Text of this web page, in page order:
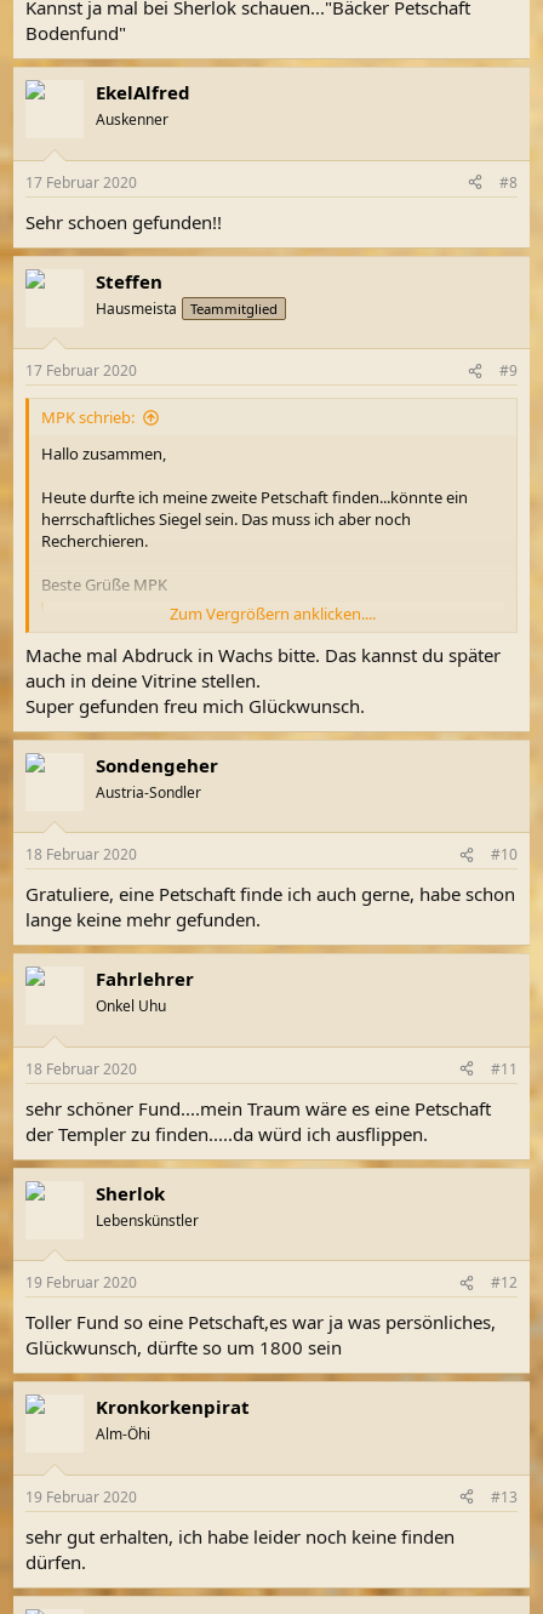
Kannst ja mal bei Sherlok schauen..."Bäcker Petschaft
Bodenfund"
EkelAlfred
Auskenner
17 Februar 2020 #8
Sehr schoen gefunden!!
Steffen
Hausmeista Teammitglied
17 Februar 2020 #9
MPK schrieb:
Hallo zusammen,
Heute durfte ich meine zweite Petschaft finden...könnte ein
herrschaftliches Siegel sein. Das muss ich aber noch
Recherchieren.
Beste Grüße MPK
Du musst registriert sein im Schatzsucherforum, um Bilder
als Anhang zu sehen. Registriere dich bitte hier
Du musst registriert sein im Schatzsucherforum, um Bilder
als Anhang zu sehen. Registriere dich bitte hier
Du musst registriert sein im Schatzsucherforum, um Bilder
als Anhang zu sehen.Registriere dich bitte hier
Zum Vergrößern anklicken....
Mache mal Abdruck in Wachs bitte. Das kannst du später
auch in deine Vitrine stellen.
Super gefunden freu mich Glückwunsch.
Sondengeher
Austria-Sondler
18 Februar 2020 #10
Gratuliere, eine Petschaft finde ich auch gerne, habe schon
lange keine mehr gefunden.
Fahrlehrer
Onkel Uhu
18 Februar 2020 #11
sehr schöner Fund....mein Traum wäre es eine Petschaft
der Templer zu finden.....da würd ich ausflippen.
Sherlok
Lebenskünstler
19 Februar 2020 #12
Toller Fund so eine Petschaft,es war ja was persönliches,
Glückwunsch, dürfte so um 1800 sein
Kronkorkenpirat
Alm-Öhi
19 Februar 2020 #13
sehr gut erhalten, ich habe leider noch keine finden
dürfen.